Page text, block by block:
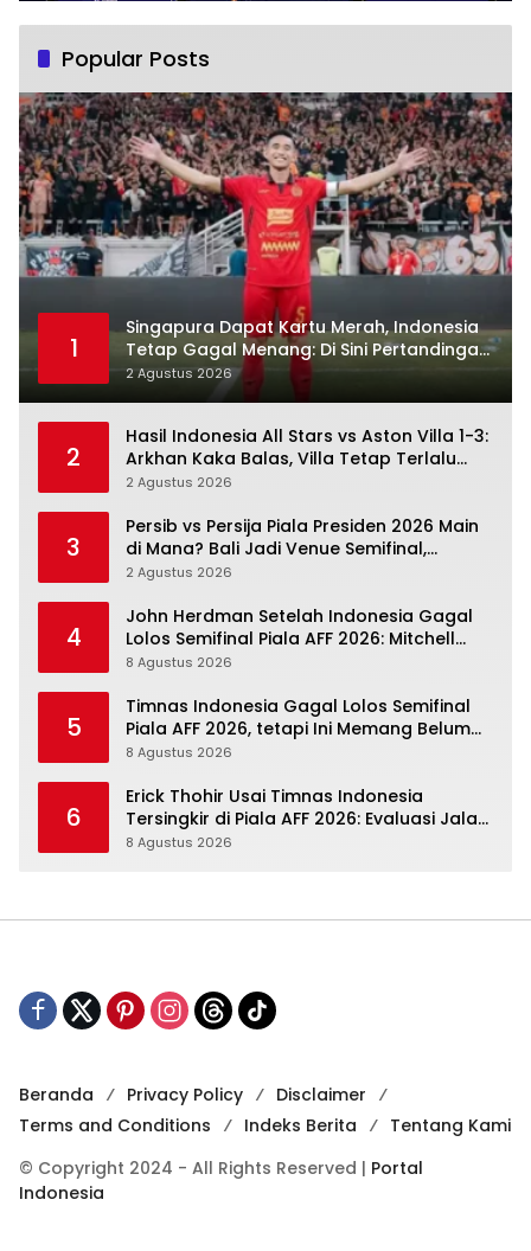
Popular Posts
1
Singapura Dapat Kartu Merah, Indonesia
Tetap Gagal Menang: Di Sini Pertandingan
Berbelok
2 Agustus 2026
2
Hasil Indonesia All Stars vs Aston Villa 1-3:
Arkhan Kaka Balas, Villa Tetap Terlalu
Rapi
2 Agustus 2026
3
Persib vs Persija Piala Presiden 2026 Main
di Mana? Bali Jadi Venue Semifinal,
Ritmenya Beda
2 Agustus 2026
4
John Herdman Setelah Indonesia Gagal
Lolos Semifinal Piala AFF 2026: Mitchell
Baker Menjanjikan, Pemain Senior Terpukul
8 Agustus 2026
5
Timnas Indonesia Gagal Lolos Semifinal
Piala AFF 2026, tetapi Ini Memang Belum
Garis Akhir
8 Agustus 2026
6
Erick Thohir Usai Timnas Indonesia
Tersingkir di Piala AFF 2026: Evaluasi Jalan,
Agenda Berikutnya Menunggu
8 Agustus 2026
Beranda Privacy Policy
Disclaimer
Terms and Conditions
Indeks Berita
Tentang Kami
© Copyright 2024 - All Rights Reserved | Portal
Indonesia